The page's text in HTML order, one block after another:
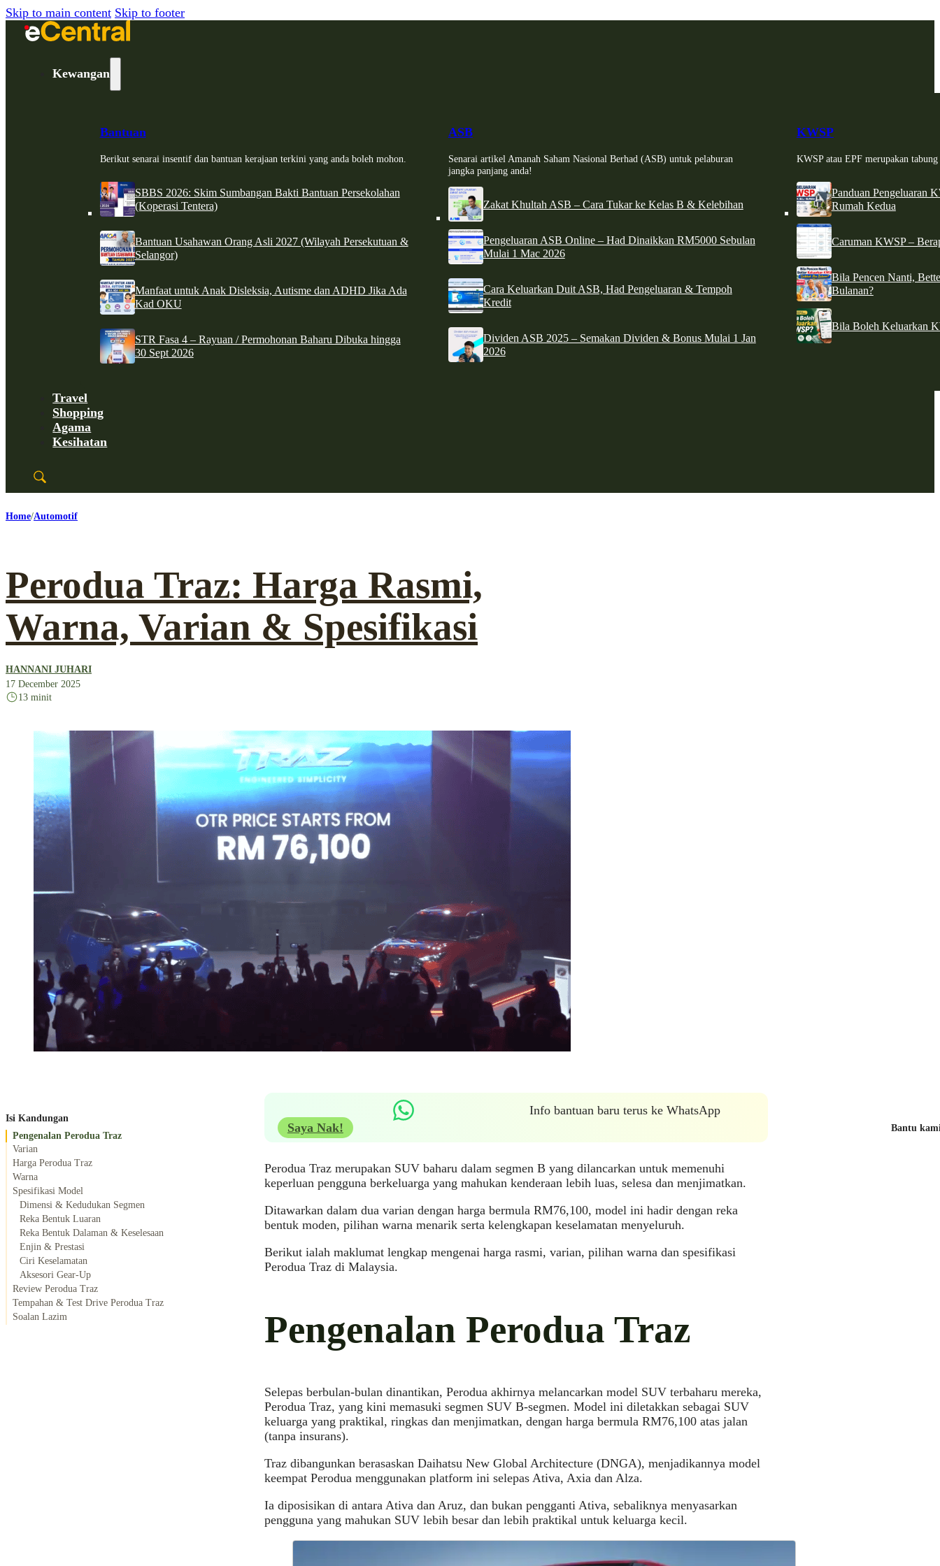
Skip to main content Skip to footer
Kewangan
Bantuan
Berikut senarai insentif dan bantuan kerajaan terkini yang anda boleh mohon.
SBBS 2026: Skim Sumbangan Bakti Bantuan Persekolahan
(Koperasi Tentera)
Bantuan Usahawan Orang Asli 2027 (Wilayah Persekutuan &
Selangor)
Manfaat untuk Anak Disleksia, Autisme dan ADHD Jika Ada
Kad OKU
STR Fasa 4 – Rayuan / Permohonan Baharu Dibuka hingga
30 Sept 2026
ASB
Senarai artikel Amanah Saham Nasional Berhad (ASB) untuk pelaburan
jangka panjang anda!
Zakat Khultah ASB – Cara Tukar ke Kelas B & Kelebihan
Pengeluaran ASB Online – Had Dinaikkan RM5000 Sebulan
Mulai 1 Mac 2026
Cara Keluarkan Duit ASB, Had Pengeluaran & Tempoh
Kredit
Dividen ASB 2025 – Semakan Dividen & Bonus Mulai 1 Jan
2026
KWSP
KWSP atau EPF merupakan
Panduan Pengeluaran
Rumah Kedua
Caruman KWSP –
Bila Pencen Nanti,
Bulanan?
Bila Boleh Keluarkan
Travel
Shopping
Agama
Kesihatan
Home Automotif
Perodua Traz: Harga Rasmi,
Warna, Varian & Spesifikasi
HANNANI JUHARI
17 December 2025
13 minit
Isi Kandungan
Pengenalan Perodua Traz
Varian
Harga Perodua Traz
Warna
Spesifikasi Model
Dimensi & Kedudukan Segmen
Reka Bentuk Luaran
Reka Bentuk Dalaman & Keselesaan
Enjin & Prestasi
Ciri Keselamatan
Aksesori Gear-Up
Review Perodua Traz
Tempahan & Test Drive Perodua Traz
Soalan Lazim
Info bantuan baru terus ke WhatsApp
Saya Nak!
Perodua Traz merupakan SUV baharu dalam segmen B yang dilancarkan untuk memenuhi
keperluan pengguna berkeluarga yang mahukan kenderaan lebih luas, selesa dan menjimatkan.
Ditawarkan dalam dua varian dengan harga bermula RM76,100, model ini hadir dengan reka
bentuk moden, pilihan warna menarik serta kelengkapan keselamatan menyeluruh.
Berikut ialah maklumat lengkap mengenai harga rasmi, varian, pilihan warna dan spesifikasi
Perodua Traz di Malaysia.
Pengenalan Perodua Traz
Selepas berbulan-bulan dinantikan, Perodua akhirnya melancarkan model SUV terbaharu mereka,
Perodua Traz, yang kini memasuki segmen SUV B-segmen. Model ini diletakkan sebagai SUV
keluarga yang praktikal, ringkas dan menjimatkan, dengan harga bermula RM76,100 atas jalan
(tanpa insurans).
Traz dibangunkan berasaskan Daihatsu New Global Architecture (DNGA), menjadikannya model
keempat Perodua menggunakan platform ini selepas Ativa, Axia dan Alza.
Ia diposisikan di antara Ativa dan Aruz, dan bukan pengganti Ativa, sebaliknya menyasarkan
pengguna yang mahukan SUV lebih besar dan lebih praktikal untuk keluarga kecil.
Bantu